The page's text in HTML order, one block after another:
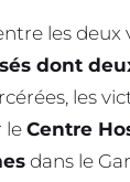
les deux
dont
les
le Centre
dans le